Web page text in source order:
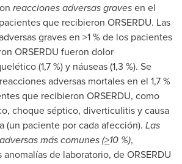
reacciones adversas gravesen el
que recibieron ORSERDU. Las
graves en >1 % de los pacientes
ORSERDU fueron dolor
(1,7 %) y náuseas (1,3 %). Se
adversas mortales en el 1,7 %
que recibieron ORSERDU, como
choque séptico, diverticulitis y causa
(un paciente por cada afección).Las
más comunes (>10 %),
anomalías de laboratorio, de ORSERDU